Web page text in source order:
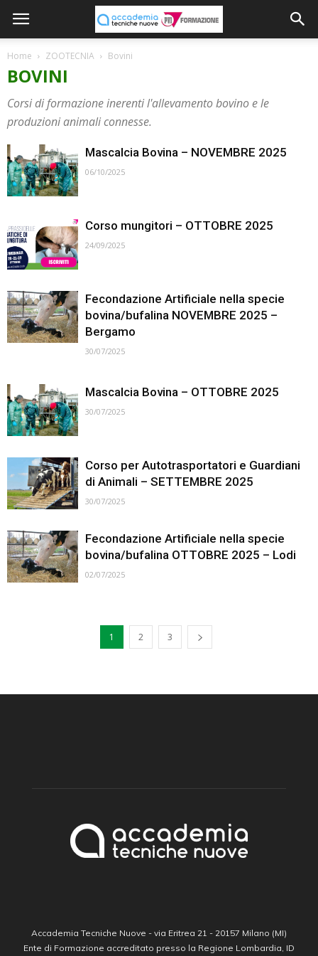
Home ZOOTECNIA Bovini
BOVINI
Corsi di formazione inerenti l'allevamento bovino e le
produzioni animali connesse.
Mascalcia Bovina – NOVEMBRE 2025
06/10/2025
Corso mungitori – OTTOBRE 2025
24/09/2025
Fecondazione Artificiale nella specie
bovina/bufalina NOVEMBRE 2025 –
Bergamo
30/07/2025
Mascalcia Bovina – OTTOBRE 2025
30/07/2025
Corso per Autotrasportatori e Guardiani
di Animali – SETTEMBRE 2025
30/07/2025
Fecondazione Artificiale nella specie
bovina/bufalina OTTOBRE 2025 – Lodi
02/07/2025
1 2 3
Accademia Tecniche Nuove - via Eritrea 21 - 20157 Milano (MI)
Ente di Formazione accreditato presso la Regione Lombardia, ID